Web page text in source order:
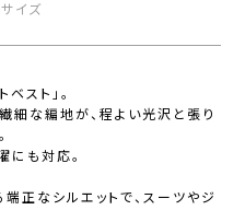
イズ
スト」。
細な編地が、程よい光沢と張り
にも対応。
正なシルエットで、スーツやジ